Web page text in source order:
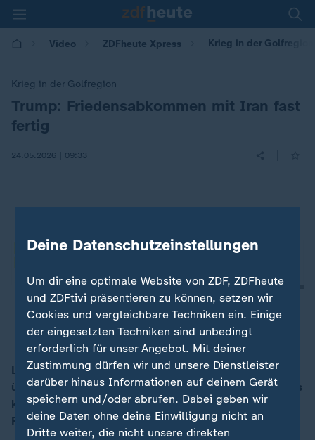
Video ZDFheute Xpress Krieg in der
Krieg in der Golfregion
:
Trump: Friedensabkommen mit Iran fast
fertig
24.05.2026 | 09:33
00:11
Laut US-Präsident Trump stehen die Verhandlungen
über ein Abkommen mit Iran über ein Ende des Krieges
kurz vor dem Abschluss. Das verkündete er auf seiner
Plattform "Truth Social".
Deine Datenschutzeinstellungen
Um dir eine optimale Website von ZDF, ZDFheute
und ZDFtivi präsentieren zu können, setzen wir
Cookies und vergleichbare Techniken ein. Einige
der eingesetzten Techniken sind unbedingt
erforderlich für unser Angebot. Mit deiner
Zustimmung dürfen wir und unsere Dienstleister
darüber hinaus Informationen auf deinem Gerät
speichern und/oder abrufen. Dabei geben wir
deine Daten ohne deine Einwilligung nicht an
Dritte weiter, die nicht unsere direkten